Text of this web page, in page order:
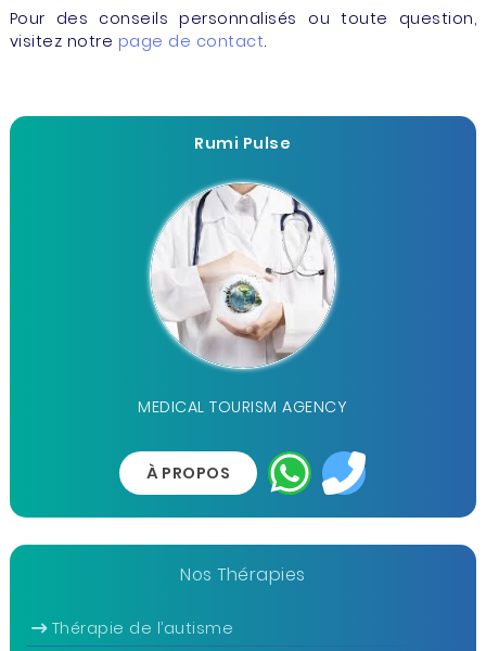
Pour des conseils personnalisés ou toute question,
visitez notre page de contact.
Rumi Pulse
MEDICAL TOURISM AGENCY
À PROPOS
Nos Thérapies
Thérapie de l’autisme